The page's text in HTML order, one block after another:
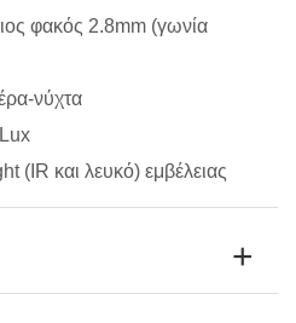
φακός 2.8mm (γωνία
νύχτα
(IR και λευκό) εμβέλειας